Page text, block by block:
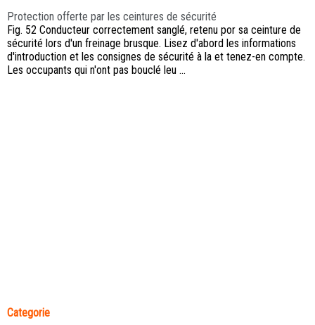
Protection offerte par les ceintures de sécurité
Fig. 52 Conducteur correctement sanglé, retenu por sa ceinture de
sécurité lors d'un freinage brusque. Lisez d'abord les informations
d'introduction et les consignes de sécurité à la et tenez-en compte.
Les occupants qui n'ont pas bouclé leu ...
Categorie